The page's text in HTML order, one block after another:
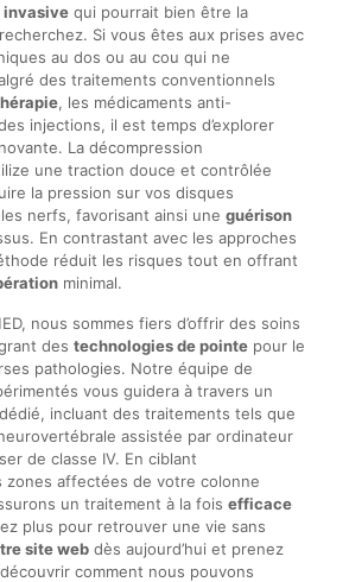
invasivequi pourrait bien être la
Si vous êtes aux prises avec
au dos ou au cou qui ne
des traitements conventionnels
, les médicaments anti-
injections, il est temps d’explorer
La décompression
une traction douce et contrôlée
la pression sur vos disques
nerfs, favorisant ainsi une guérison
En contrastant avec les approches
réduit les risques tout en offrant
minimal.
nous sommes fiers d’offrir des soins
des technologies de pointepour le
pathologies. Notre équipe de
vous guidera à travers un
incluant des traitements tels que
assistée par ordinateur
de classe IV. En ciblant
zones affectées de votre colonne
un traitement à la fois efficace
plus pour retrouver une vie sans
site webdès aujourd’hui et prenez
comment nous pouvons